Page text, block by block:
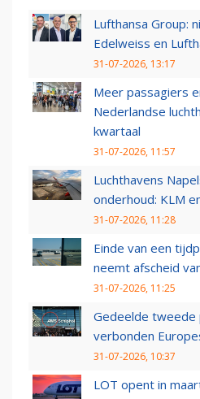
Lufthansa Group:
Edelweiss en
31-07-2026, 13:17
Meer passagiers
Nederlandse
kwartaal
31-07-2026, 11:57
Luchthavens
onderhoud: KLM
31-07-2026, 11:28
Einde van een
neemt afscheid
31-07-2026, 11:25
Gedeelde tweede
verbonden
31-07-2026, 10:37
LOT opent in